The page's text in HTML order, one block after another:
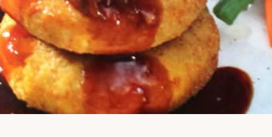
Resep Semur
Resep Daging